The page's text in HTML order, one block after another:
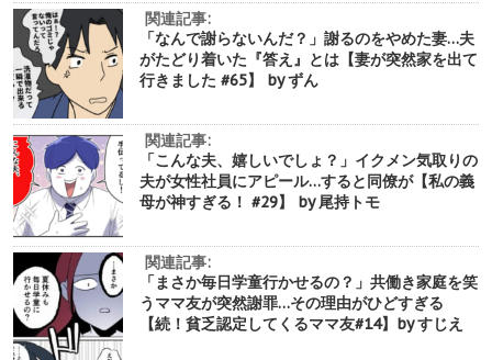
関連記事:
「なんで謝らないんだ？」謝るのをやめた妻…夫
がたどり着いた『答え』とは【妻が突然家を出て
行きました #65】 by ずん
関連記事:
「こんな夫、嬉しいでしょ？」イクメン気取りの
夫が女性社員にアピール…すると同僚が【私の義
母が神すぎる！ #29】 by 尾持トモ
関連記事:
「まさか毎日学童行かせるの？」共働き家庭を笑
うママ友が突然謝罪…その理由がひどすぎる
【続！貧乏認定してくるママ友#14】by すじえ